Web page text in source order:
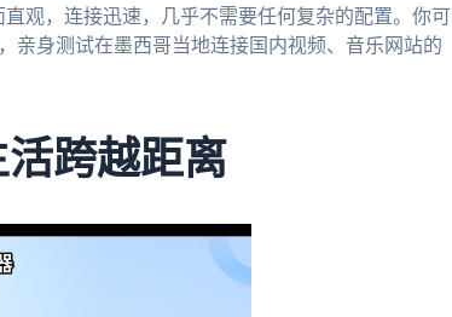
直观，连接迅速，几乎不需要任何复杂的配置。你可
亲身测试在墨西哥当地连接国内视频、音乐网站的
跨越距离